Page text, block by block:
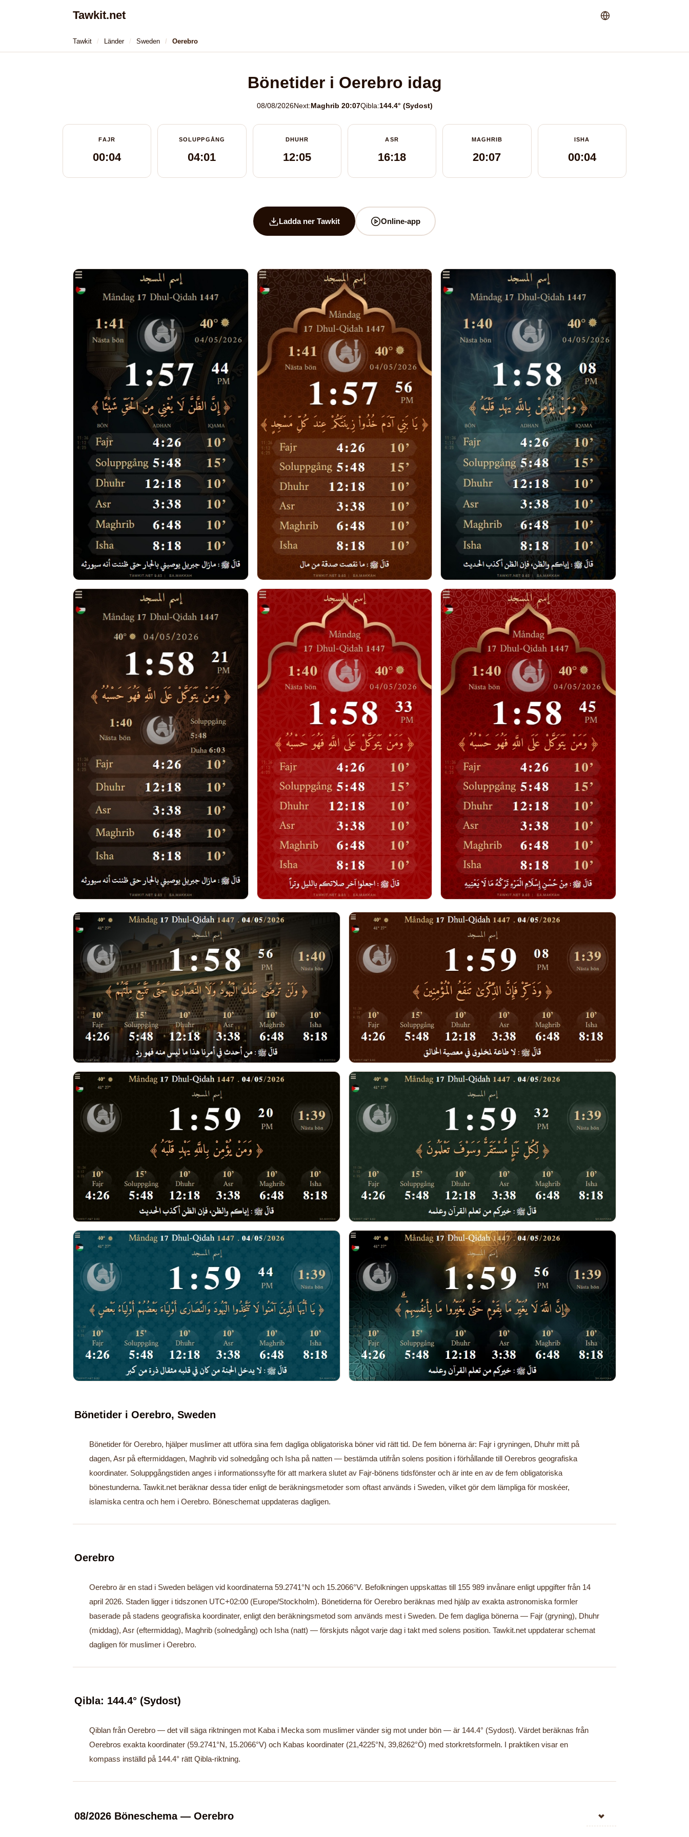
Tawkit.net
Tawkit Länder Sweden Oerebro
Bönetider i Oerebro idag
08/08/2026Next:Maghrib 20:07Qibla:144.4° (Sydost)
FAJR
00:04
SOLUPPGÅNG
04:01
DHUHR
12:05
ASR
16:18
MAGHRIB
20:07
ISHA
00:04
Ladda ner Tawkit Online-app
Bönetider i Oerebro, Sweden
Bönetider för Oerebro, hjälper muslimer att utföra sina fem dagliga obligatoriska böner vid rätt tid. De fem bönerna är: Fajr i gryningen, Dhuhr mitt på
dagen, Asr på eftermiddagen, Maghrib vid solnedgång och Isha på natten — bestämda utifrån solens position i förhållande till Oerebros geografiska
koordinater. Soluppgångstiden anges i informationssyfte för att markera slutet av Fajr-bönens tidsfönster och är inte en av de fem obligatoriska
bönestunderna. Tawkit.net beräknar dessa tider enligt de beräkningsmetoder som oftast används i Sweden, vilket gör dem lämpliga för moskéer,
islamiska centra och hem i Oerebro. Böneschemat uppdateras dagligen.
Oerebro
Oerebro är en stad i Sweden belägen vid koordinaterna 59.2741°N och 15.2066°V. Befolkningen uppskattas till 155 989 invånare enligt uppgifter från 14
april 2026. Staden ligger i tidszonen UTC+02:00 (Europe/Stockholm). Bönetiderna för Oerebro beräknas med hjälp av exakta astronomiska formler
baserade på stadens geografiska koordinater, enligt den beräkningsmetod som används mest i Sweden. De fem dagliga bönerna — Fajr (gryning), Dhuhr
(middag), Asr (eftermiddag), Maghrib (solnedgång) och Isha (natt) — förskjuts något varje dag i takt med solens position. Tawkit.net uppdaterar schemat
dagligen för muslimer i Oerebro.
Qibla: 144.4° (Sydost)
Qiblan från Oerebro — det vill säga riktningen mot Kaba i Mecka som muslimer vänder sig mot under bön — är 144.4° (Sydost). Värdet beräknas från
Oerebros exakta koordinater (59.2741°N, 15.2066°V) och Kabas koordinater (21,4225°N, 39,8262°Ö) med storkretsformeln. I praktiken visar en
kompass inställd på 144.4° rätt Qibla-riktning.
08/2026 Böneschema — Oerebro